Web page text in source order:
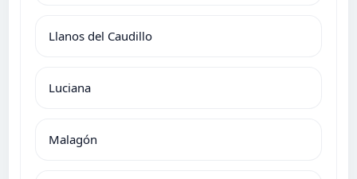
Llanos del Caudillo
Luciana
Malagón